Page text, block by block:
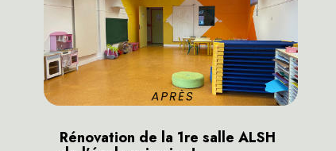
Rénovation de la 1re salle ALSH